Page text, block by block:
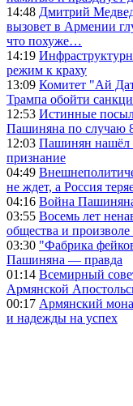
14:48 Дмитрий
вызовет в Армении
что похуже…
14:19
режим к краху
13:09 Комитет "Ай
Трампа обойти
12:53 Истинные
Пашиняна по случаю 8
12:03 Пашинян нашёл
признание
04:49
не ждет, а Россия
04:16 Война
03:55 Восемь лет
общества и произволе
03:30 "Фабрика
Пашиняна — правда
01:14 Всемирный
Армянской
00:17 Армянский
и надежды на успех